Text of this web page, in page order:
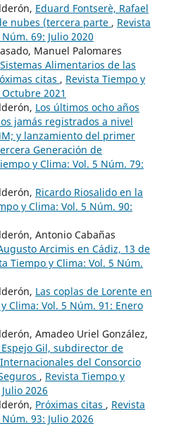
Eduard Fontserè, Rafael
nubes (tercera parte , Revista
69: Julio 2020
Manuel Palomares
Alimentarios de las
citas , Revista Tiempo y
2021
Los últimos ocho años
jamás registrados a nivel
y lanzamiento del primer
Generación de
y Clima: Vol. 5 Núm. 79:
Ricardo Riosalido en la
y Clima: Vol. 5 Núm. 90:
Antonio Cabañas
Arcimis en Cádiz, 13 de
Tiempo y Clima: Vol. 5 Núm.
Las coplas de Lorente en
Clima: Vol. 5 Núm. 91: Enero
Amadeo Uriel González,
Gil, subdirector de
del Consorcio
, Revista Tiempo y
2026
Próximas citas , Revista
93: Julio 2026